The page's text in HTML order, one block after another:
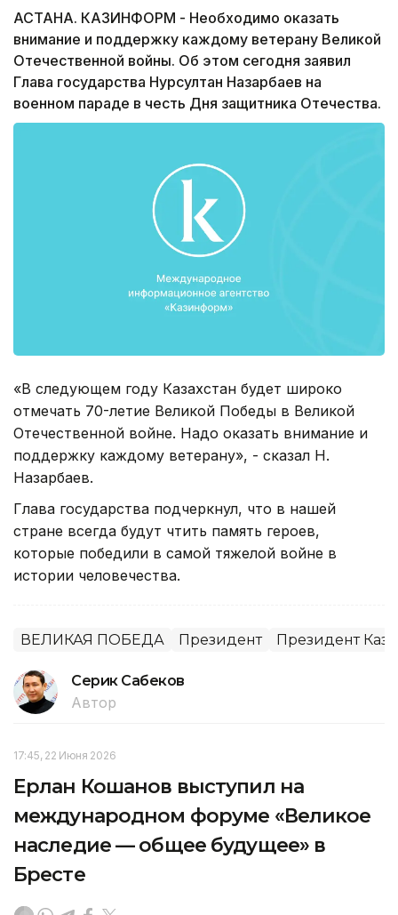
АСТАНА. КАЗИНФОРМ - Необходимо оказать
внимание и поддержку каждому ветерану Великой
Отечественной войны. Об этом сегодня заявил
Глава государства Нурсултан Назарбаев на
военном параде в честь Дня защитника Отечества.
«В следующем году Казахстан будет широко
отмечать 70-летие Великой Победы в Великой
Отечественной войне. Надо оказать внимание и
поддержку каждому ветерану», - сказал Н.
Назарбаев.
Глава государства подчеркнул, что в нашей
стране всегда будут чтить память героев,
которые победили в самой тяжелой войне в
истории человечества.
ВЕЛИКАЯ ПОБЕДА Президент Президент
Серик Сабеков
Автор
17:45, 22 Июня 2026
Ерлан Кошанов выступил на
международном форуме «Великое
наследие — общее будущее» в
Бресте